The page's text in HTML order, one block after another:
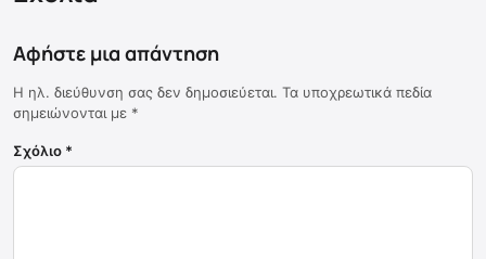
Αφήστε μια απάντηση
Η ηλ. διεύθυνση σας δεν δημοσιεύεται. Τα υποχρεωτικά πεδία
σημειώνονται με *
Σχόλιο *